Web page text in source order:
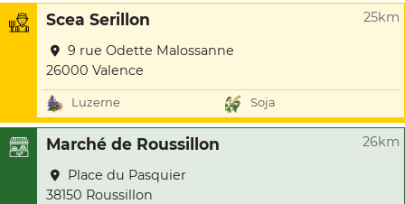
Scea Serillon 25km
9 rue Odette Malossanne
26000 Valence
Luzerne Soja
Marché de Roussillon 26km
Place du Pasquier
38150 Roussillon